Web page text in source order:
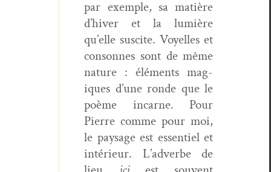
par exem­ple, sa matière
d’hiver et la lumière
qu’elle sus­cite. Voyelles et
con­sonnes sont de même
nature : élé­ments mag­
iques d’une ronde que le
poème incar­ne. Pour
Pierre comme pour moi,
le paysage est essen­tiel et
intérieur. L’adverbe de